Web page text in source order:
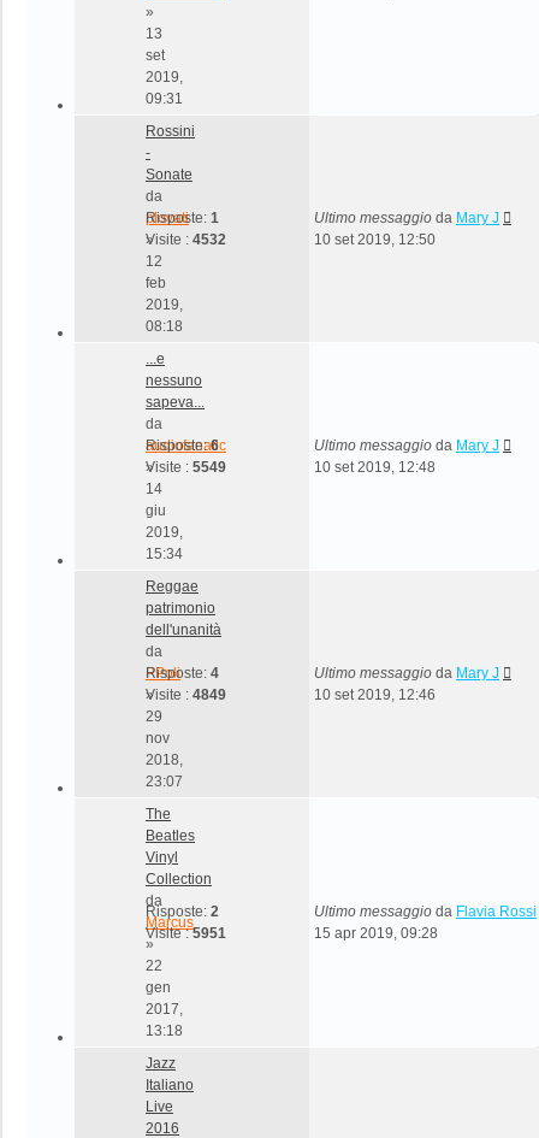
»
13
set
2019,
09:31
Rossini
-
Sonate
da
plovati
»
12
feb
2019,
08:18
Risposte: 1
Visite : 4532
Ultimo messaggio da Mary J
10 set 2019, 12:50
...e
nessuno
sapeva...
da
audiofanatic
»
14
giu
2019,
15:34
Risposte:6
Visite : 5549
Ultimo messaggio da Mary J
10 set 2019, 12:48
Reggae
patrimonio
dell'unanità
da
PPoli
»
29
nov
2018,
23:07
Risposte: 4
Visite : 4849
Ultimo messaggio da Mary J
10 set 2019, 12:46
The
Beatles
Vinyl
Collection
da
Marcus
»
22
gen
2017,
13:18
Risposte: 2
Visite :5951
Ultimo messaggio da Flavia Rossi
15 apr 2019, 09:28
Jazz
Italiano
Live
2016